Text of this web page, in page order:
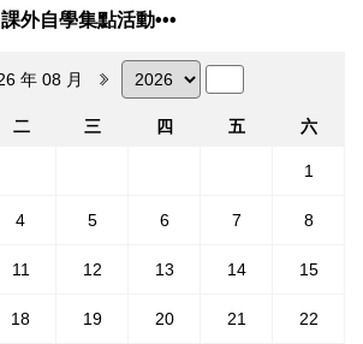
心 BERC
the Center
the Program on Bilingual Education for
BEST Events & Activities
中心 News from the MOE EMI TLC
the Other Colleges
課外自學集點活動•••
年 08 月
二 三 四 五 六
1
4 5 6 7 8
11 12 13 14 15
18 19 20 21 22
古早烘爐扇工藝工作坊
！英語桌遊 Chill 時光」 Chill & Chat: